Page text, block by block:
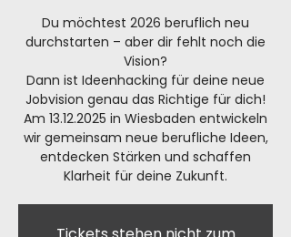
Du möchtest 2026 beruflich neu
durchstarten – aber dir fehlt noch die
Vision?
Dann ist Ideenhacking für deine neue
Jobvision genau das Richtige für dich!
Am 13.12.2025 in Wiesbaden entwickeln
wir gemeinsam neue berufliche Ideen,
entdecken Stärken und schaffen
Klarheit für deine Zukunft.